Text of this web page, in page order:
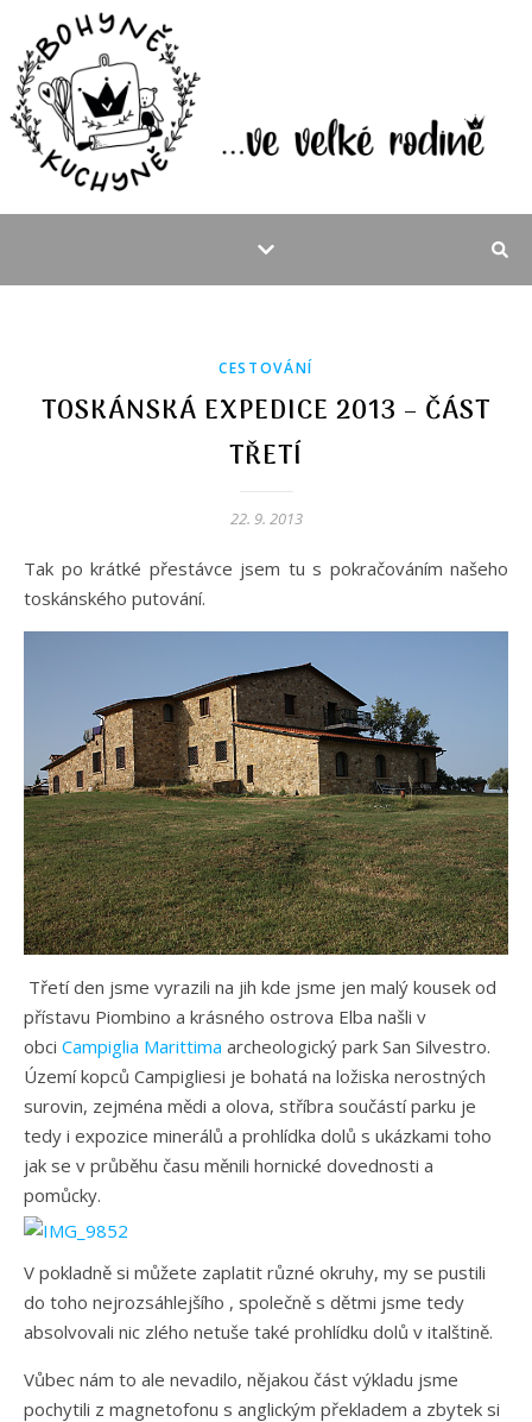
CESTOVÁNÍ
TOSKÁNSKÁ EXPEDICE 2013 – ČÁST
TŘETÍ
22. 9. 2013
Tak po krátké přestávce jsem tu s pokračováním našeho
toskánského putování.
Třetí den jsme vyrazili na jih kde jsme jen malý kousek od
přístavu Piombino a krásného ostrova Elba našli v
obci Campiglia Marittima archeologický park San Silvestro.
Území kopců Campigliesi je bohatá na ložiska nerostných
surovin, zejména mědi a olova, stříbra součástí parku je
tedy i expozice minerálů a prohlídka dolů s ukázkami toho
jak se v průběhu času měnili hornické dovednosti a
pomůcky.
V pokladně si můžete zaplatit různé okruhy, my se pustili
do toho nejrozsáhlejšího , společně s dětmi jsme tedy
absolvovali nic zlého netuše také prohlídku dolů v italštině.
Vůbec nám to ale nevadilo, nějakou část výkladu jsme
pochytili z magnetofonu s anglickým překladem a zbytek si